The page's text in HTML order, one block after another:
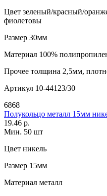
Цвет зеленый/красный/
фиолетовы
Размер 30мм
Материал 100%
Прочее толщина 2,5мм,
Артикул 10-44123/30
6868
Полукольцо металл 15мм
19.46 р.
Мин. 50 шт
Цвет никель
Размер 15мм
Материал металл